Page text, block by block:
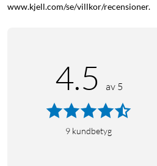
www.kjell.com/se/villkor/recensioner.
4.5 av 5
9 kundbetyg